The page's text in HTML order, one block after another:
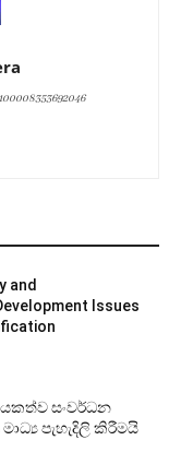
and
Issues
සංවර්ධන
පැහැදිලි කිරීමයි